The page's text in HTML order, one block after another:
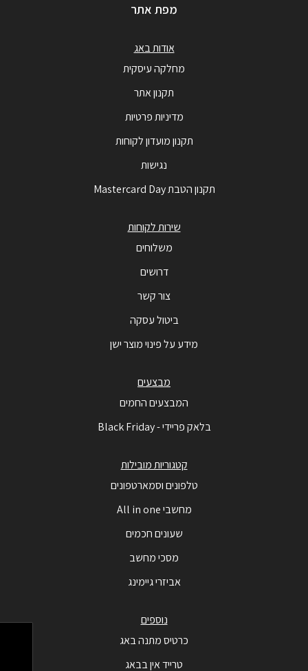
מפת אתר
אודות באג
מחלקה עיסקית
תקנון אתר
מדיניות פרטיות
תקנון מועדון לקוחות
נגישות
תקנון הטבת Mastercard Day
שירות לקוחות
משלוחים
דרושים
צור קשר
ביטול עסקה
מידע על פינוי מוצר ישן
מבצעים
המבצעים החמים
בלאק פריידי - Black Friday
קטגוריות מובילות
טלפונים וסמארטפונים
מחשבי All in one
שעונים חכמים
מסכי מחשב
אביזרי גיימינג
נוספים
כרטיס מתנה באג
טרייד אין בבאג